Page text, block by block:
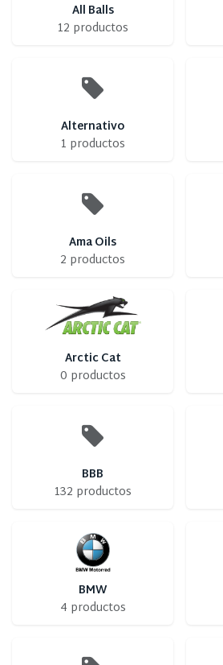
All Balls
12 productos
Alternativo
1 productos
Ama Oils
2 productos
Arctic Cat
0 productos
BBB
132 productos
BMW
4 productos